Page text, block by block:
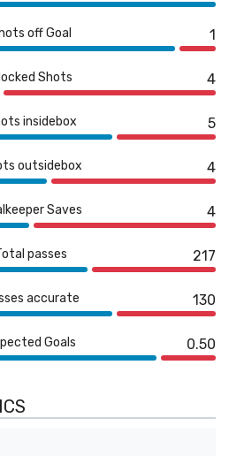
off Goal 1
Shots 4
insidebox 5
outsidebox 4
Saves 4
passes 217
accurate 130
Goals 0.50